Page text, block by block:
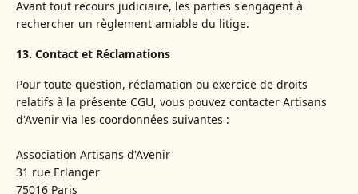
Avant tout recours judiciaire, les parties s'engagent à
rechercher un règlement amiable du litige.
13. Contact et Réclamations
Pour toute question, réclamation ou exercice de droits
relatifs à la présente CGU, vous pouvez contacter Artisans
d'Avenir via les coordonnées suivantes :
Association Artisans d'Avenir
31 rue Erlanger
75016 Paris